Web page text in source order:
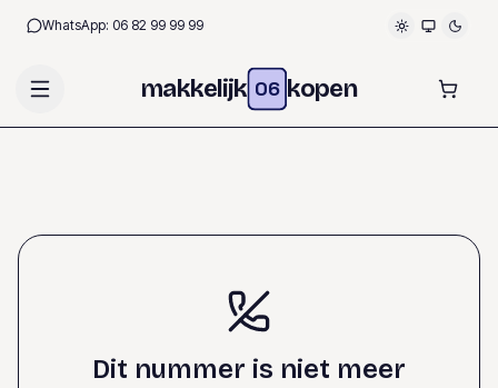
WhatsApp: 06 82 99 99 99
makkelijk 06 kopen
Dit nummer is niet meer